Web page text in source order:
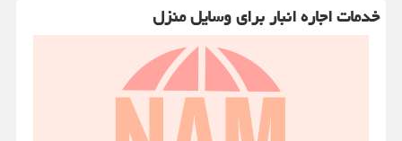
خدمات اجاره انبار برای وسایل منزل